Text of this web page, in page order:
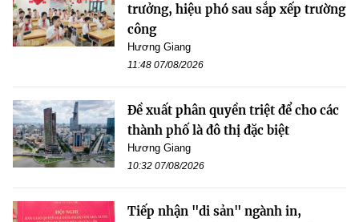
trưởng, hiệu phó sau sắp xếp trường
công
Hương Giang
11:48 07/08/2026
Đề xuất phân quyền triệt để cho các
thành phố là đô thị đặc biệt
Hương Giang
10:32 07/08/2026
Tiếp nhận "di sản" ngành in,